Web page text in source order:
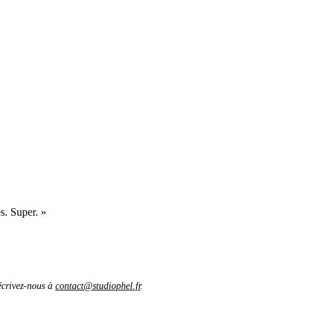
Super. »
nous à contact@studiophel.fr.